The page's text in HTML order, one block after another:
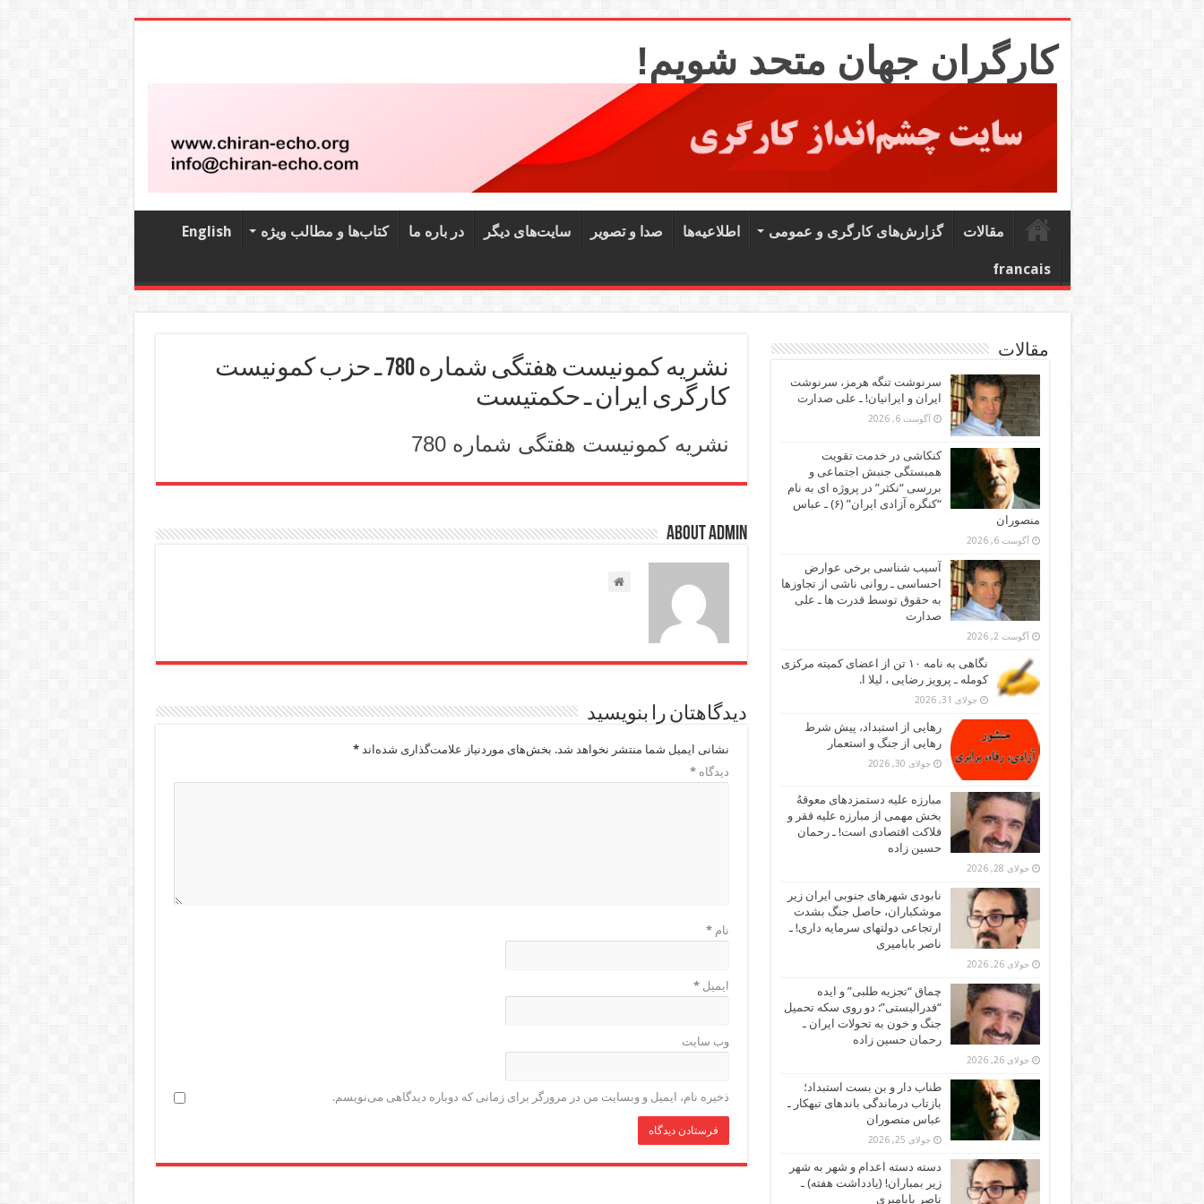
کارگران جهان متحد شویم!
مقالات گزارش‌های کارگری و عمومی اطلاعیه‌ها صدا و تصویر سایت‌های دیگر در باره ما کتاب‌‌ها و مطالب ویژه English
francais
نشریه کمونیست هفتگی شماره 780 ـ حزب کمونیست
کارگری ایران ـ حکمتیست
نشریه کمونیست هفتگی شماره 780
About admin
دیدگاهتان را بنویسید
نشانی ایمیل شما منتشر نخواهد شد. بخش‌های موردنیاز علامت‌گذاری شده‌اند*
دیدگاه*
نام*
ایمیل*
وب‌ سایت
ذخیره نام، ایمیل و وبسایت من در مرورگر برای زمانی که دوباره دیدگاهی می‌نویسم.
مقالات
سرنوشت تنگه هرمز، سرنوشت
ایران و ایرانیان! ـ علی صدارت
آگوست 6, 2026
کنکاشی در خدمت تقویت
همبستگی جنبش اجتماعی و
بررسی “نکثر” در پروژه ای به نام
“کنگره آزادی ایران” (۶) ـ عباس
منصوران
آگوست 6, 2026
آسیب شناسی برخی عوارض
احساسی ـ روانی ناشی از تجاوزها
به حقوق توسط قدرت ها ـ علی
صدارت
آگوست 2, 2026
نگاهی به نامه ۱۰ تن از اعضای کمیته مرکزی
کومله ـ پرویز رضایی ، لیلا ا.
جولای 31, 2026
رهایی از استبداد، پیش شرط
رهایی از جنگ و استعمار
جولای 30, 2026
مبارزه علیه دستمزدهای معوقهُ
بخش مهمی از مبارزه علیه فقر و
فلاکت اقتصادی است! ـ رحمان
حسین زاده
جولای 28, 2026
نابودی شهرهای جنوبی ایران زیر
موشکباران، حاصل جنگ بشدت
ارتجاعی دولتهای سرمایه داری! ـ
ناصر بابامیری
جولای 26, 2026
چماق “تجزیه طلبی” و ایده
“فدرالیستی”: دو روی سکه تحمیل
جنگ و خون به تحولات ایران ـ
رحمان حسین زاده
جولای 26, 2026
طناب دار و بن بست استبداد؛
بازتاب درماندگی باندهای تبهکار ـ
عباس منصوران
جولای 25, 2026
دسته دسته اعدام و شهر به شهر
زیر بمباران! (یادداشت هفته) ـ
ناصر بابامیری